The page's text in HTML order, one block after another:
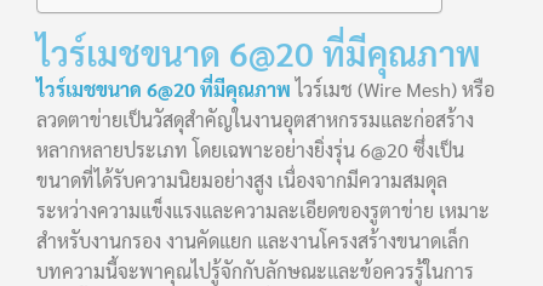
ไวร์เมชขนาด 6@20 ที่มีคุณภาพ
ไวร์เมชขนาด 6@20 ที่มีคุณภาพไวร์เมช (Wire Mesh) หรือ
ลวดตาข่ายเป็นวัสดุสำคัญในงานอุตสาหกรรมและก่อสร้าง
หลากหลายประเภท โดยเฉพาะอย่างยิ่งรุ่น 6@20 ซึ่งเป็น
ขนาดที่ได้รับความนิยมอย่างสูง เนื่องจากมีความสมดุล
ระหว่างความแข็งแรงและความละเอียดของรูตาข่าย เหมาะ
สำหรับงานกรอง งานคัดแยก และงานโครงสร้างขนาดเล็ก
บทความนี้จะพาคุณไปรู้จักกับลักษณะและข้อควรรู้ในการ